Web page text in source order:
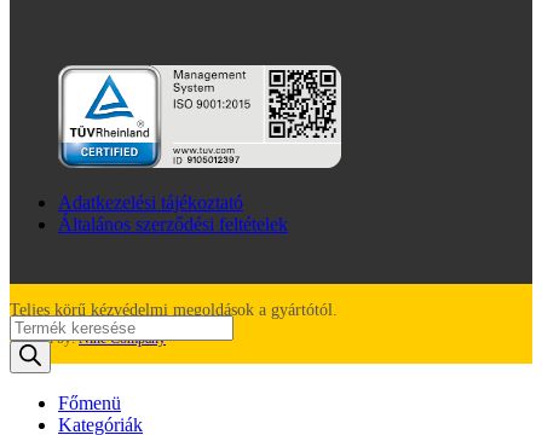
Adatkezelési tájékoztató
Általános szerződési feltételek
Teljes körű kézvédelmi megoldások a gyártótól.
Created by:Nine Company
Products
search
Főmenü
Kategóriák